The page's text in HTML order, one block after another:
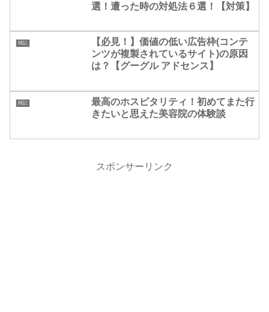
選！遭った時の対処法６選！【対策】
雑記
【必見！】価値の低い広告枠(コンテ
ンツが複製されているサイト)の原因
は？【グーグル アドセンス】
雑記
最高のホスピタリティ！初めてまた行
きたいと思えた美容院の体験談
スポンサーリンク